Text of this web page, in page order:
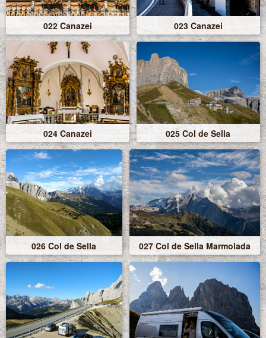
022 Canazei 023 Canazei
024 Canazei 025 Col de Sella
026 Col de Sella 027 Col de Sella Marmolada